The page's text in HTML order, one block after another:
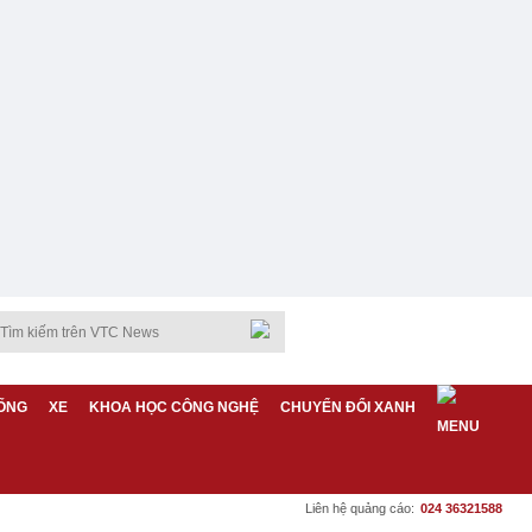
XE KHOA HỌC CÔNG NGHỆ CHUYỂN ĐỔI XANH
Liên hệ quảng cáo: 024 36321588